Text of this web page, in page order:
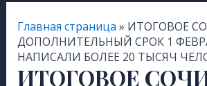
Главная страница » ИТОГОВОЕ
ДОПОЛНИТЕЛЬНЫЙ СРОК 1
НАПИСАЛИ БОЛЕЕ 20 ТЫСЯЧ
ИТОГОВОЕ